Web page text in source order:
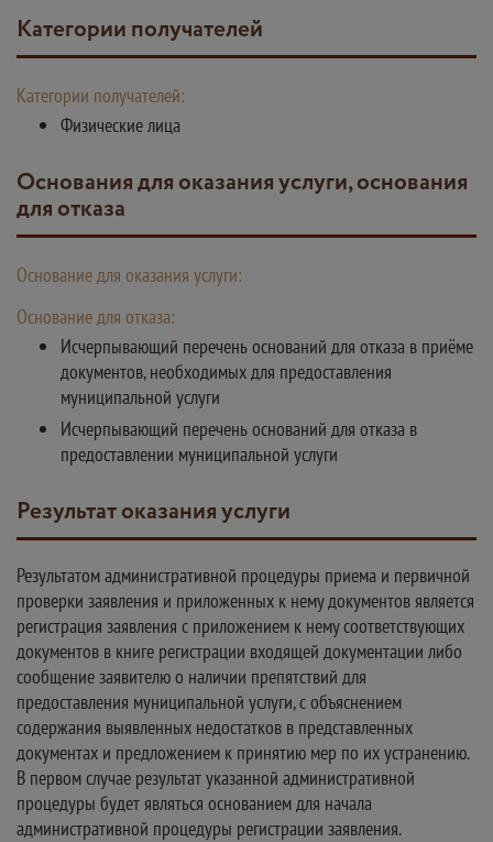
Категории получателей
Категории получателей:
Физические лица
Основания для оказания услуги, основания
для отказа
Основание для оказания услуги:
Основание для отказа:
Исчерпывающий перечень оснований для отказа в приёме
документов, необходимых для предоставления
муниципальной услуги
Исчерпывающий перечень оснований для отказа в
предоставлении муниципальной услуги
Результат оказания услуги
Результатом административной процедуры приема и первичной
проверки заявления и приложенных к нему документов является
регистрация заявления с приложением к нему соответствующих
документов в книге регистрации входящей документации либо
сообщение заявителю о наличии препятствий для
предоставления муниципальной услуги, с объяснением
содержания выявленных недостатков в представленных
документах и предложением к принятию мер по их устранению.
В первом случае результат указанной административной
процедуры будет являться основанием для начала
административной процедуры регистрации заявления.